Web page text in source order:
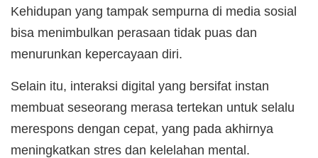
Kehidupan yang tampak sempurna di media sosial
bisa menimbulkan perasaan tidak puas dan
menurunkan kepercayaan diri.
Selain itu, interaksi digital yang bersifat instan
membuat seseorang merasa tertekan untuk selalu
merespons dengan cepat, yang pada akhirnya
meningkatkan stres dan kelelahan mental.